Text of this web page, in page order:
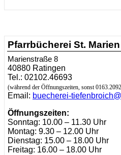
Pfarrbücherei St. Marien
Marienstraße 8
40880 Ratingen
Tel.: 02102.46693
(während der Öffnungszeiten, sonst
Email: buecherei-
Öffnungszeiten:
Sonntag: 10.00 – 11.30 Uhr
Montag: 9.30 – 12.00 Uhr
Dienstag: 15.00 – 18.00 Uhr
Freitag: 16.00 – 18.00 Uhr